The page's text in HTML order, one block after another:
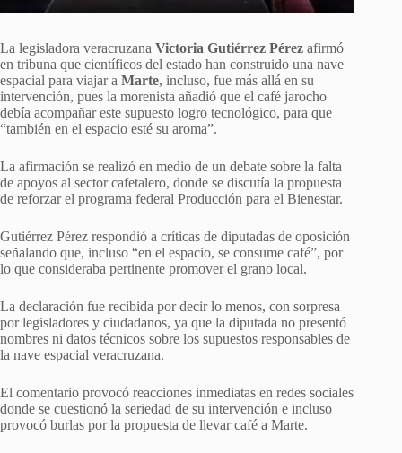
La legisladora veracruzana Victoria Gutiérrez Pérez afirmó
en tribuna que científicos del estado han construido una nave
espacial para viajar a Marte, incluso, fue más allá en su
intervención, pues la morenista añadió que el café jarocho
debía acompañar este supuesto logro tecnológico, para que
“también en el espacio esté su aroma”.
La afirmación se realizó en medio de un debate sobre la falta
de apoyos al sector cafetalero, donde se discutía la propuesta
de reforzar el programa federal Producción para el Bienestar.
Gutiérrez Pérez respondió a críticas de diputadas de oposición
señalando que, incluso “en el espacio, se consume café”, por
lo que consideraba pertinente promover el grano local.
La declaración fue recibida por decir lo menos, con sorpresa
por legisladores y ciudadanos, ya que la diputada no presentó
nombres ni datos técnicos sobre los supuestos responsables de
la nave espacial veracruzana.
El comentario provocó reacciones inmediatas en redes sociales
donde se cuestionó la seriedad de su intervención e incluso
provocó burlas por la propuesta de llevar café a Marte.